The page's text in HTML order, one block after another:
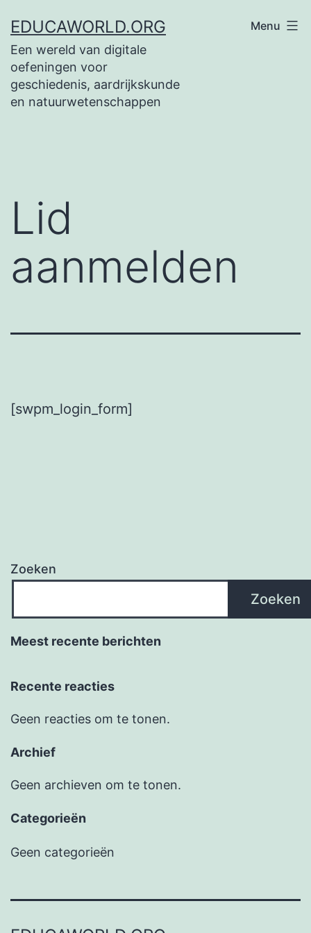
naar
de
inhoud
EDUCAWORLD.ORG
Een wereld van digitale
oefeningen voor
geschiedenis, aardrijkskunde
en natuurwetenschappen
Menu
Lid
aanmelden
[swpm_login_form]
Zoeken
Zoeken
Meest recente berichten
Recente reacties
Geen reacties om te tonen.
Archief
Geen archieven om te tonen.
Categorieën
Geen categorieën